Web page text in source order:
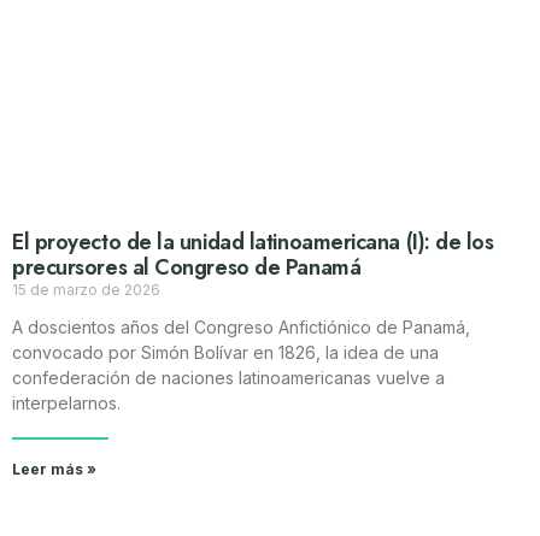
El proyecto de la unidad latinoamericana (I): de los
precursores al Congreso de Panamá
15 de marzo de 2026
A doscientos años del Congreso Anfictiónico de Panamá,
convocado por Simón Bolívar en 1826, la idea de una
confederación de naciones latinoamericanas vuelve a
interpelarnos.
Leer más »